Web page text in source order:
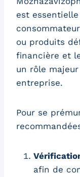
est
ou produits
financière et
un rôle
entreprise.
Pour se
afin de